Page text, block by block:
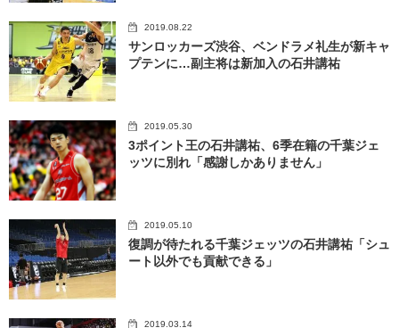
2019.08.22
サンロッカーズ渋谷、ベンドラメ礼生が新キャ
プテンに…副主将は新加入の石井講祐
2019.05.30
3ポイント王の石井講祐、6季在籍の千葉ジェ
ッツに別れ「感謝しかありません」
2019.05.10
復調が待たれる千葉ジェッツの石井講祐「シュ
ート以外でも貢献できる」
2019.03.14